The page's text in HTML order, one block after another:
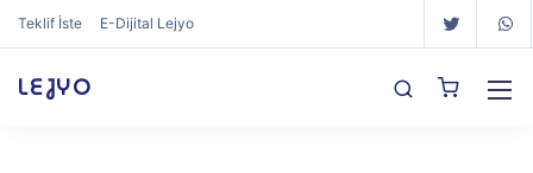
Teklif İste E-Dijital Lejyo
LEJYO